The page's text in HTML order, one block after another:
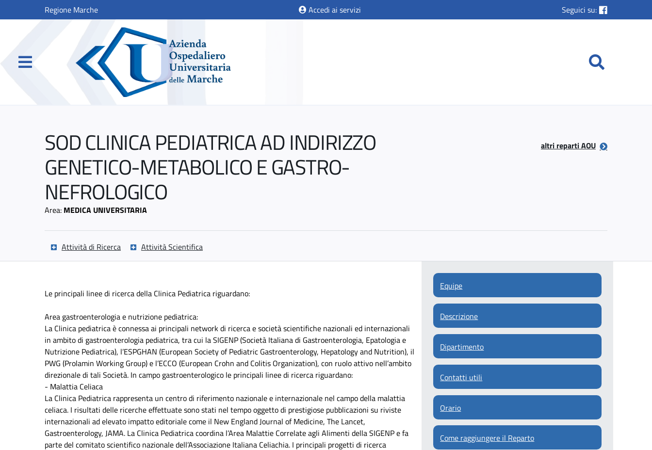
Regione Marche Accedi ai servizi Seguici su:
SOD CLINICA PEDIATRICA AD INDIRIZZO
GENETICO-METABOLICO E GASTRO-
NEFROLOGICO
Area: MEDICA UNIVERSITARIA
altri reparti AOU
Attività di Ricerca Attività Scientifica
Le principali linee di ricerca della Clinica Pediatrica riguardano:
Area gastroenterologia e nutrizione pediatrica:
La Clinica pediatrica è connessa ai principali network di ricerca e società scientifiche nazionali ed internazionali
in ambito di gastroenterologia pediatrica, tra cui la SIGENP (Società Italiana di Gastroenterologia, Epatologia e
Nutrizione Pediatrica), l’ESPGHAN (European Society of Pediatric Gastroenterology, Hepatology and Nutrition), il
PWG (Prolamin Working Group) e l’ECCO (European Crohn and Colitis Organization), con ruolo attivo nell’ambito
direzionale di tali Società. In campo gastroenterologico le principali linee di ricerca riguardano:
- Malattia Celiaca
La Clinica Pediatrica rappresenta un centro di riferimento nazionale e internazionale nel campo della malattia
celiaca. I risultati delle ricerche effettuate sono stati nel tempo oggetto di prestigiose pubblicazioni su riviste
internazionali ad elevato impatto editoriale come il New England Journal of Medicine, The Lancet,
Gastroenterology, JAMA. La Clinica Pediatrica coordina l’Area Malattie Correlate agli Alimenti della SIGENP e fa
parte del comitato scientifico nazionale dell’Associazione Italiana Celiachia. I principali progetti di ricerca
Equipe
Descrizione
Dipartimento
Contatti utili
Orario
Come raggiungere il Reparto